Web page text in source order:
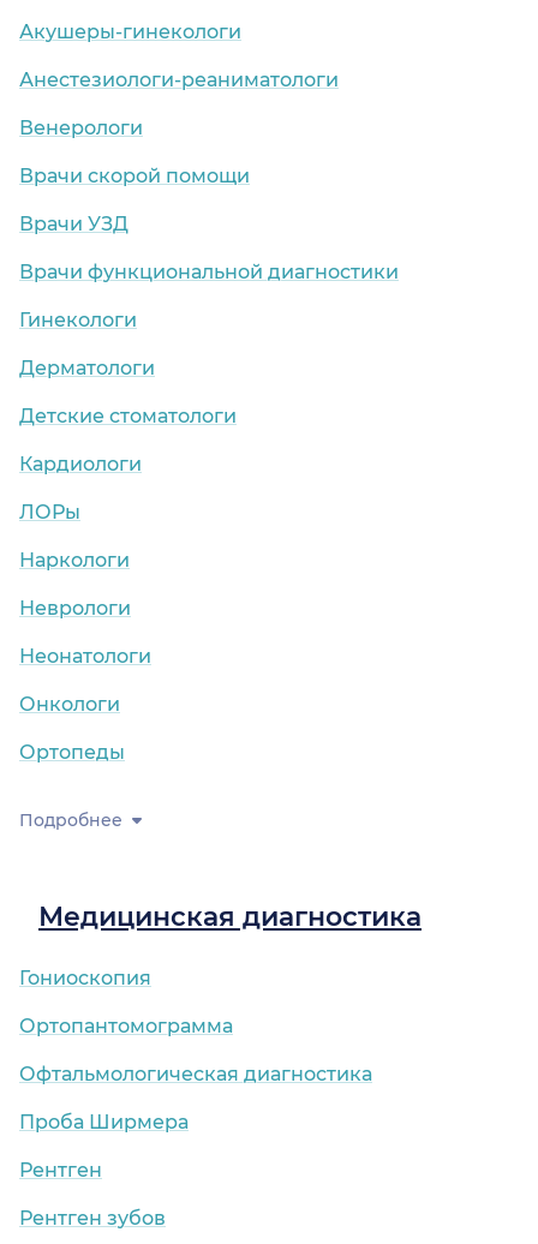
Акушеры-гинекологи
Анестезиологи-реаниматологи
Венерологи
Врачи скорой помощи
Врачи УЗД
Врачи функциональной диагностики
Гинекологи
Дерматологи
Детские стоматологи
Кардиологи
ЛОРы
Наркологи
Неврологи
Неонатологи
Онкологи
Ортопеды
Подробнее
Медицинская диагностика
Гониоскопия
Ортопантомограмма
Офтальмологическая диагностика
Проба Ширмера
Рентген
Рентген зубов